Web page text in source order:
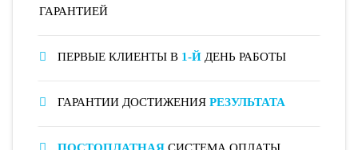
ГАРАНТИЕЙ
ПЕРВЫЕ КЛИЕНТЫ В 1-Й ДЕНЬ РАБОТЫ
ГАРАНТИИ ДОСТИЖЕНИЯ РЕЗУЛЬТАТА